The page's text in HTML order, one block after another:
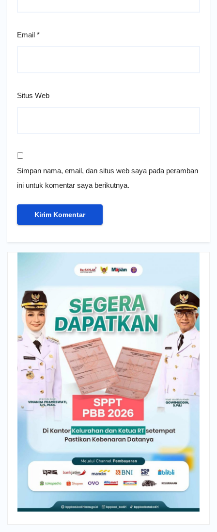
Email *
Situs Web
Simpan nama, email, dan situs web saya pada peramban
ini untuk komentar saya berikutnya.